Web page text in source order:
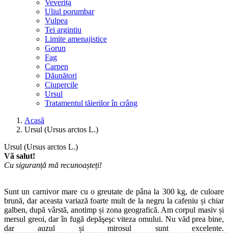
Veverița
Uliul porumbar
Vulpea
Tei argintiu
Limite amenajistice
Gorun
Fag
Carpen
Dăunători
Ciupercile
Ursul
Tratamentul tăierilor în crâng
Acasă
Ursul (Ursus arctos L.)
Ursul (Ursus arctos L.)
Vă salut!
Cu siguranță mă recunoașteți!
Sunt un carnivor mare cu o greutate de pâna la 300 kg, de culoare
brună, dar aceasta variază foarte mult de la negru la cafeniu și chiar
galben, după vârstă, anotimp și zona geografică. Am corpul masiv și
mersul greoi, dar în fugă depăşeşc viteza omului. Nu văd prea bine,
dar auzul și mirosul sunt excelente.